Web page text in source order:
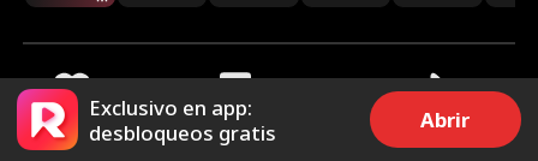
2.8k 7.1k Compartir
Exclusivo en app:
desbloqueos gratis
Abrir